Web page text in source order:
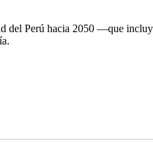
del Perú hacia 2050 —que